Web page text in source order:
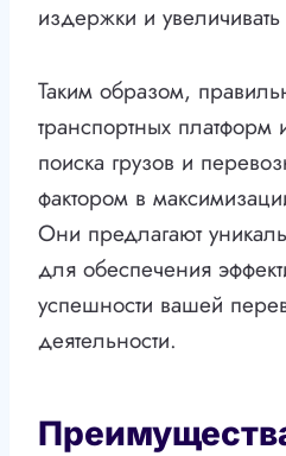
издержки и
Таким образом,
транспортных платформ
поиска грузов и
фактором в
Они предлагают
для обеспечения
успешности вашей
деятельности.